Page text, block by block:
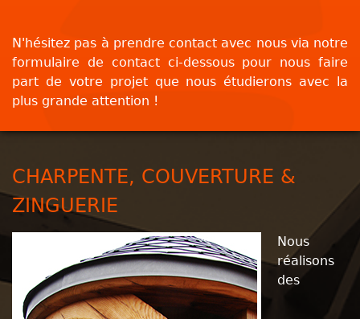
N'hésitez pas à prendre contact avec nous via notre
formulaire de contact ci-dessous pour nous faire
part de votre projet que nous étudierons avec la
plus grande attention !
CHARPENTE, COUVERTURE &
ZINGUERIE
Nous
réalisons
des